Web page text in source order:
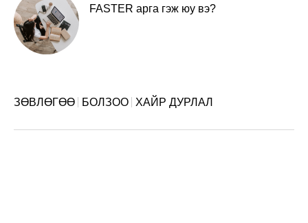
FASTER арга гэж юу вэ?
ЗӨВЛӨГӨӨ БОЛЗОО ХАЙР ДУРЛАЛ